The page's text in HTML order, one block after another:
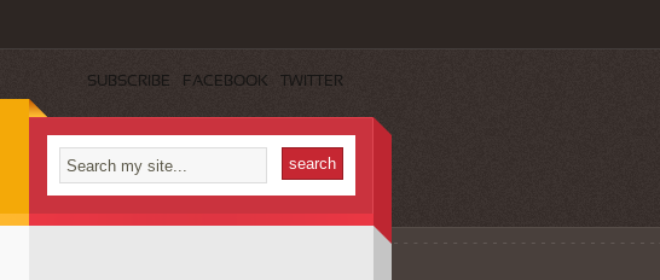
SUBSCRIBE FACEBOOK TWITTER